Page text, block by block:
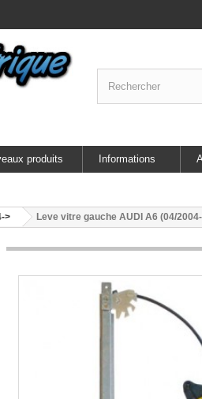
produits Informations
> Leve vitre gauche AUDI A6 (04/